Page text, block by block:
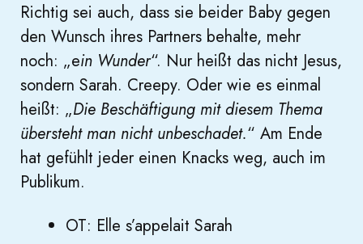
Richtig sei auch, dass sie beider Baby gegen
den Wunsch ihres Partners behalte, mehr
noch: „ein Wunder“. Nur heißt das nicht Jesus,
sondern Sarah. Creepy. Oder wie es einmal
heißt: „Die Beschäftigung mit diesem Thema
übersteht man nicht unbeschadet.“ Am Ende
hat gefühlt jeder einen Knacks weg, auch im
Publikum.
OT: Elle s’appelait Sarah